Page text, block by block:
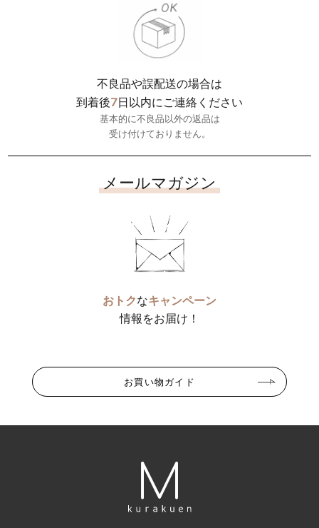
不良品や誤配送の場合は
到着後7日以内にご連絡ください
基本的に不良品以外の返品は
受け付けておりません。
メールマガジン
おトクなキャンペーン
情報をお届け！
お買い物ガイド